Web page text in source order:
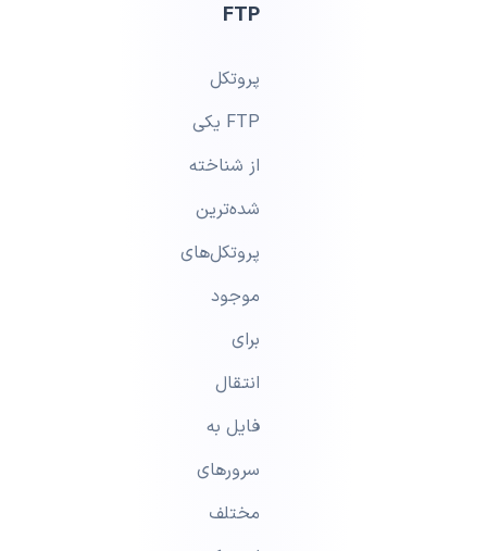
FTP
پروتکل
FTP یکی
از شناخته
شده‌ترین
پروتکل‌های
موجود
برای
انتقال
فایل به
سرورهای
مختلف